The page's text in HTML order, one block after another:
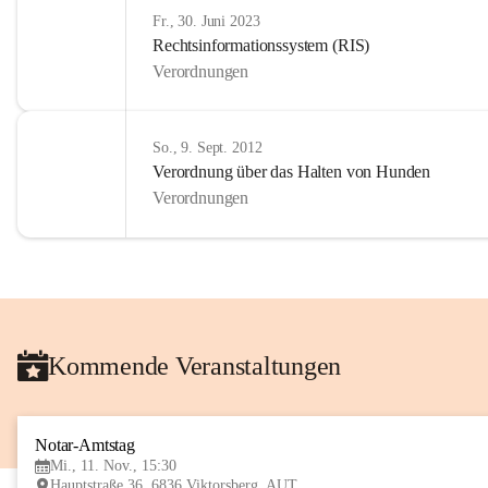
Fr., 30. Juni 2023
Rechtsinformationssystem (RIS)
Verordnungen
So., 9. Sept. 2012
Verordnung über das Halten von Hunden
Verordnungen
Kommende Veranstaltungen
Notar-Amtstag
Mi., 11. Nov., 15:30